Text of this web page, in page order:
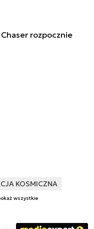
rozpocznie
KOSMICZNA
wszystkie